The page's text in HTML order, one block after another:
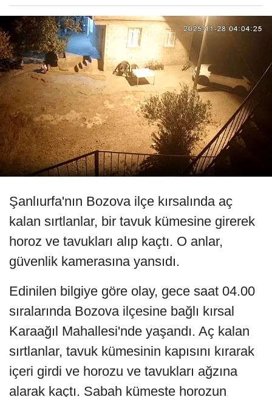
Şanlıurfa'nın Bozova ilçe kırsalında aç
kalan sırtlanlar, bir tavuk kümesine girerek
horoz ve tavukları alıp kaçtı. O anlar,
güvenlik kamerasına yansıdı.
Edinilen bilgiye göre olay, gece saat 04.00
sıralarında Bozova ilçesine bağlı kırsal
Karaağıl Mahallesi'nde yaşandı. Aç kalan
sırtlanlar, tavuk kümesinin kapısını kırarak
içeri girdi ve horozu ve tavukları ağzına
alarak kaçtı. Sabah kümeste horozun